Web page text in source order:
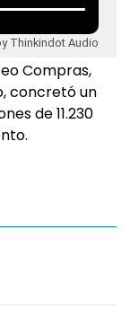
Thinkindot Audio
Compras,
concretó un
de 11.230